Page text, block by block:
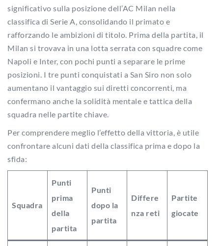
significativo sulla posizione dell’AC Milan nella
classifica di Serie A, consolidando il primato e
rafforzando le ambizioni di titolo. Prima della partita, il
Milan si trovava in una lotta serrata con squadre come
Napoli e Inter, con pochi punti a separare le prime
posizioni. I tre punti conquistati a San Siro non solo
aumentano il vantaggio sui diretti concorrenti, ma
confermano anche la solidità mentale e tattica della
squadra nelle partite chiave.
Per comprendere meglio l’effetto della vittoria, è utile
confrontare alcuni dati della classifica prima e dopo la
sfida:
Squadra
Punti
prima
della
partita
Punti
dopo la
partita
Differe
nza reti
Partite
giocate